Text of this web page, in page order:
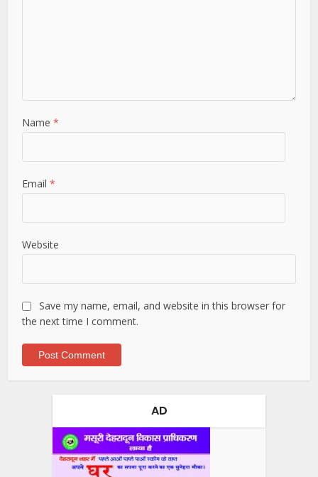
Name*
Email*
Website
Save my name, email, and website in this browser for
the next time I comment.
AD